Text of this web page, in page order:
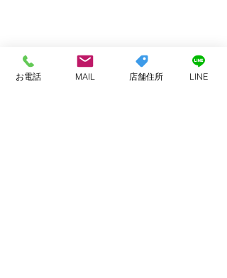
お電話 MAIL 店舗住所 LINE